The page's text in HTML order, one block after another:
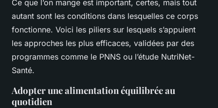
Ce que l’on mange est important, certes, mais tout
autant sont les conditions dans lesquelles ce corps
fonctionne. Voici les piliers sur lesquels s’appuient
les approches les plus efficaces, validées par des
programmes comme le PNNS ou l’étude NutriNet-
Santé.
Adopter une alimentation équilibrée au
quotidien